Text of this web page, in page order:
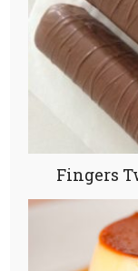
Fingers